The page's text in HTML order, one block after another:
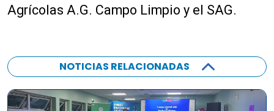
Agrícolas A.G. Campo Limpio y el SAG.
NOTICIAS RELACIONADAS